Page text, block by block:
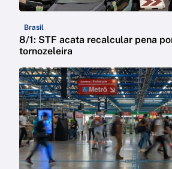
Brasil
8/1: STF acata recalcular pena
tornozeleira